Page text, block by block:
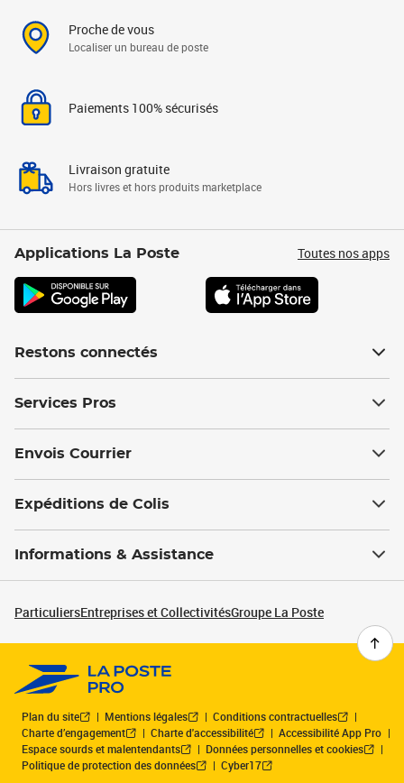
Proche de vous
Localiser un bureau de poste
Paiements 100% sécurisés
Livraison gratuite
Hors livres et hors produits marketplace
Applications La Poste Toutes nos apps
Restons connectés
Services Pros
Envois Courrier
Expéditions de Colis
Informations & Assistance
ParticuliersEntreprises et CollectivitésGroupe La Poste
Plan du site Mentions légales
Conditions contractuelles
Charte d’engagement
Charte d'accessibilité
Accessibilité App Pro
Espace sourds et malentendants
Données personnelles et cookies
Politique de protection des données
Cyber17